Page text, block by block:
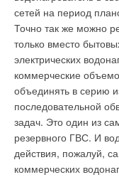
сетей на период
Точно так же можно
только вместо
электрических
коммерческие
объединять в серию
последовательной
задач. Это один из
резервного ГВС. И
действия, пожалуй,
коммерческих
Производителей,
ассортименте
много. Причем
и расположению
водяного пара в
здесь гораздо
настенников. Это
возрасте отрасли,
капиталом могут
Этим же объясняется
соответствующим
стандарта
квартирные
счетчики класса C
спросом).
Наибольшее
мм. Минимальный
и 30 л/ч, для класса
минимального,
расходах меньше
стандарту [4] должен